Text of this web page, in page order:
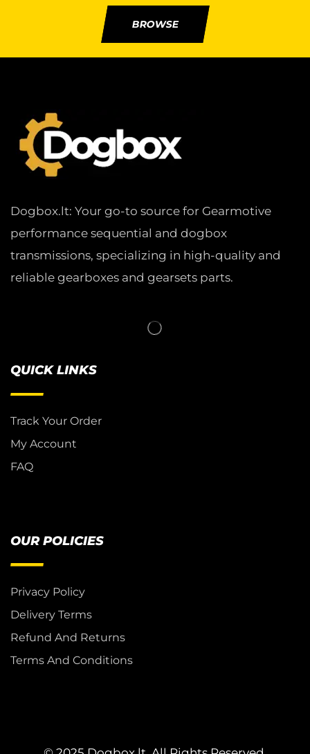
BROWSE
Dogbox.lt: Your go-to source for Gearmotive
performance sequential and dogbox
transmissions, specializing in high-quality and
reliable gearboxes and gearsets parts.
QUICK LINKS
Track Your Order
My Account
FAQ
OUR POLICIES
Privacy Policy
Delivery Terms
Refund And Returns
Terms And Conditions